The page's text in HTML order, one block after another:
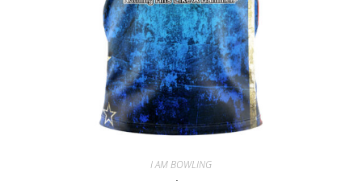
I AM BOWLING